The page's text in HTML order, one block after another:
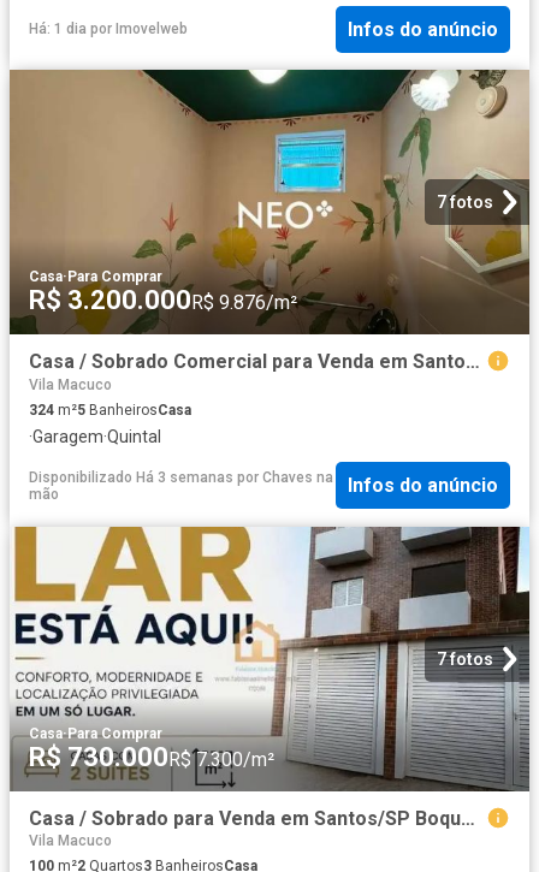
Há: 1 dia por Imovelweb Infos do anúncio
7 fotos
Casa· Para Comprar
R$ 3.200.000R$ 9.876/m²
Casa / Sobrado Comercial para Venda em Santos/SP Aparecida
Vila Macuco
324 m²5 BanheirosCasa
·Garagem·Quintal
Disponibilizado Há 3 semanas por Chaves na
mão
Infos do anúncio
7 fotos
Casa·Para Comprar
R$ 730.000R$ 7.300/m²
Casa / Sobrado para Venda em Santos/SP Boqueirão 2 Quartos
Vila Macuco
100 m²2 Quartos3 BanheirosCasa